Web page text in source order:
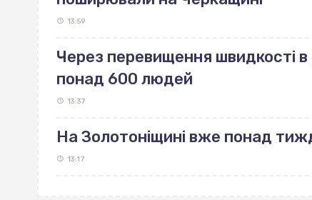
13:59
Через перевищення швидкості в
понад 600 людей
13:37
На Золотоніщині вже понад
13:17